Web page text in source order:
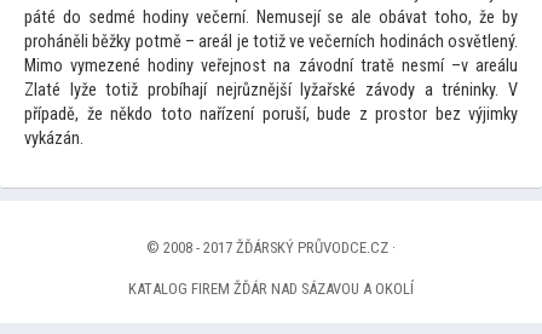
páté do sedmé hodiny večerní. Nemusejí se ale obávattoho, že by
proháněli běžky potmě – areál je totiž ve večerních hodinách osvětlený.
Mimo vymezené hodiny veřejnost na závodní tratě nesmí –v areálu
Zlaté lyžetotiž probíhají nejrůznější lyžařské závody a tréninky. V
případě, že někdo toto nařízení poruší, bude z prostor bez výjimky
vykázán.
© 2008 - 2017 ŽĎÁRSKÝ PRŮVODCE.CZ ·
KATALOG FIREM ŽĎÁR NAD SÁZAVOU A OKOLÍ